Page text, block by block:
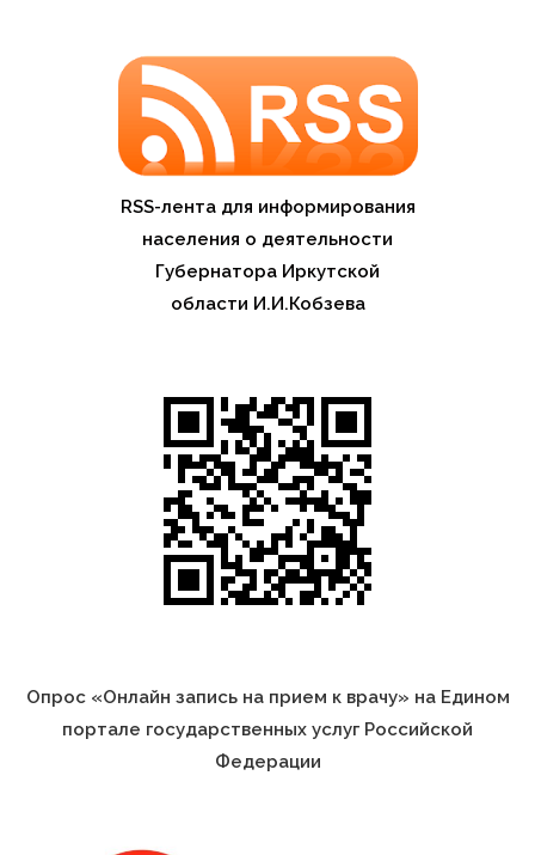
RSS-лента для информирования
населения о деятельности
Губернатора Иркутской
области И.И.Кобзева
Опрос «Онлайн запись на прием к врачу» на Едином
портале государственных услуг Российской
Федерации